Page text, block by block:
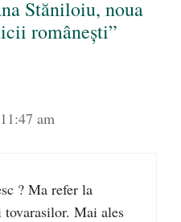
Stăniloiu, noua
românești”
am
? Ma refer la
Mai ales